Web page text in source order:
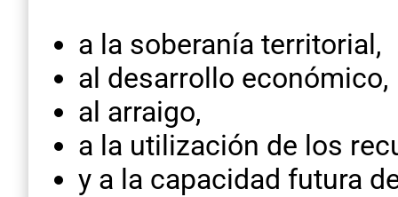
a la soberanía territorial,
al desarrollo económico,
al arraigo,
a la utilización de los
y a la capacidad futura